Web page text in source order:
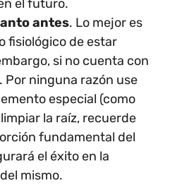
el futuro.
antes. Lo mejor es
fisiológico de estar
si no cuenta con
Por ninguna razón use
especial (como
la raíz, recuerde
fundamental del
el éxito en la
mismo.